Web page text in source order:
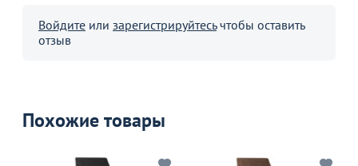
Войдите или зарегистрируйтесьчтобы оставить
отзыв
Похожие товары